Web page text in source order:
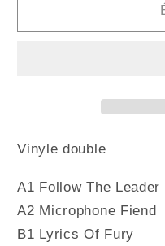
ERIC
the
(Vinyle)
ERIC
(Vinyle)
Vinyle double
A1 Follow The Leader
A2 Microphone Fiend
B1 Lyrics Of Fury